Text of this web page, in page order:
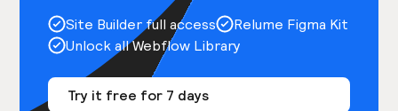
Site Builder full access
Relume Figma Kit
Unlock all Webflow Library
Try it free for 7 days